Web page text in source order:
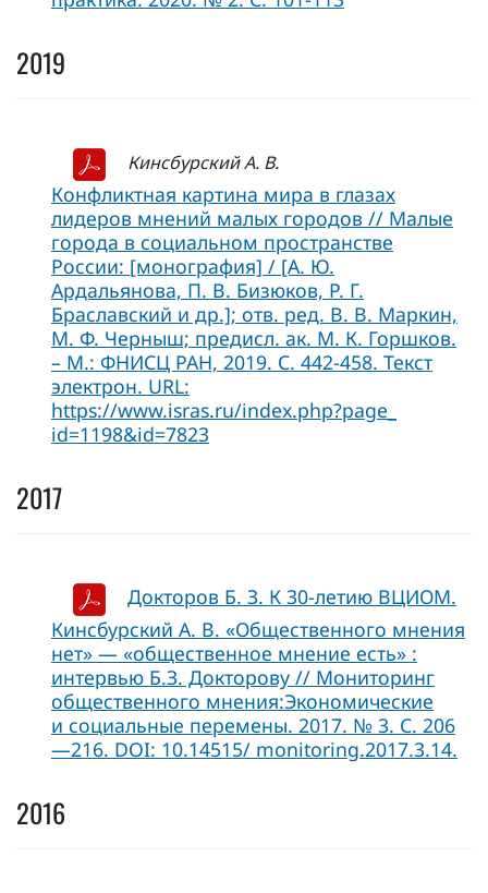
2019
Кинсбурский А. В.
Конфликтная картина мира в глазах
лидеров мнений малых городов // Малые
города в социальном пространстве
России: [монография] / [А. Ю.
Ардальянова, П. В. Бизюков, Р. Г.
Браславский и др.]; отв. ред. В. В. Маркин,
М. Ф. Черныш; предисл. ак. М. К. Горшков.
– М.: ФНИСЦ РАН, 2019. С. 442-458. Текст
электрон. URL:
https://www.isras.ru/index.php?page_
id=1198&id=7823
2017
Докторов Б. З. К 30-летию ВЦИОМ.
Кинсбурский А. В. «Общественного мнения
нет» — «общественное мнение есть» :
интервью Б.З. Докторову // Мониторинг
общественного мнения:Экономические
и социальные перемены. 2017. № 3. С. 206
—216. DOI: 10.14515/ monitoring.2017.3.14.
2016